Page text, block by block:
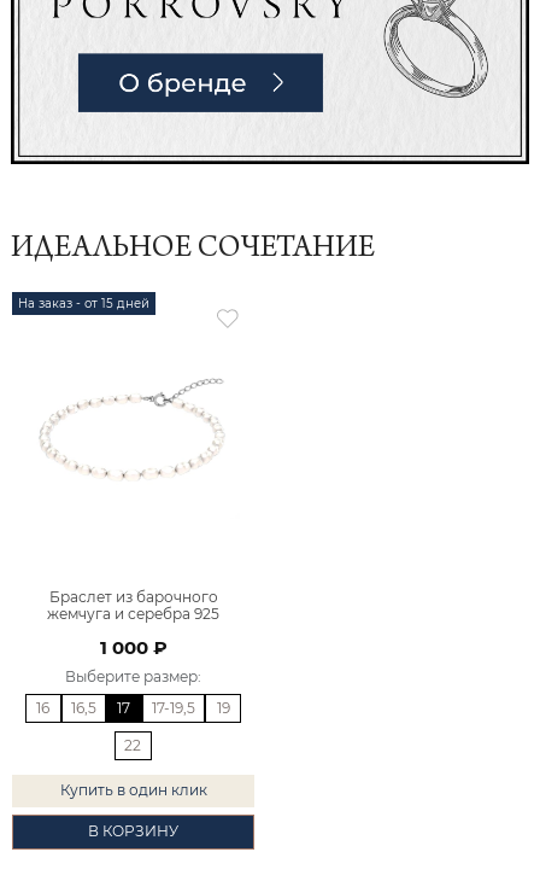
ИДЕАЛЬНОЕ СОЧЕТАНИЕ
На заказ - от 15 дней
Браслет из барочного
жемчуга и серебра 925
1 000 ₽
Выберите размер:
16
16,5 17 17-19,5 19
22
Купить в один клик
В КОРЗИНУ